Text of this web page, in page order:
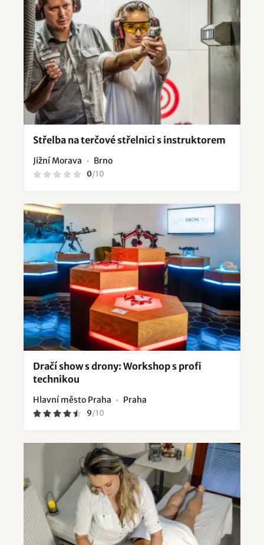
Střelba na terčové střelnici s instruktorem
Jižní Morava Brno
0/10
Dračí show s drony: Workshop s profi
technikou
Hlavní město Praha Praha
9/10